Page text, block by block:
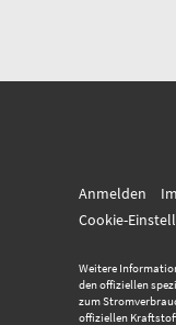
Anmelden
Cookie-
Weitere
den offiziellen
zum
offiziellen